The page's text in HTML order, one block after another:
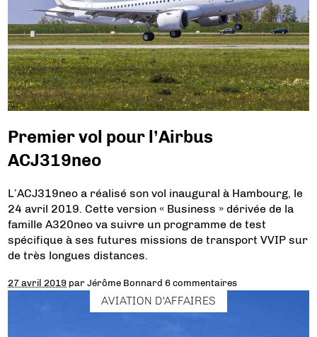
Premier vol pour l’Airbus
ACJ319neo
L’ACJ319neo a réalisé son vol inaugural à Hambourg, le
24 avril 2019. Cette version « Business » dérivée de la
famille A320neo va suivre un programme de test
spécifique à ses futures missions de transport VVIP sur
de très longues distances.
27 avril 2019 parJérôme Bonnard 6 commentaires
AVIATION D'AFFAIRES